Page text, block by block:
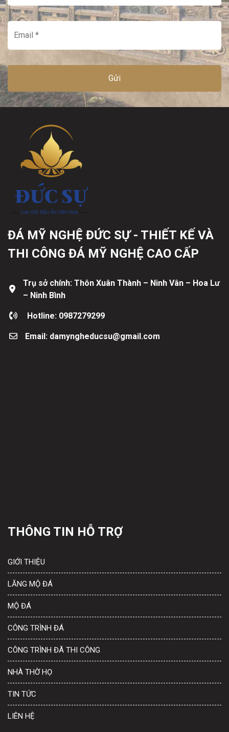
ĐÁ MỸ NGHỆ ĐỨC SỰ - THIẾT KẾ VÀ
THI CÔNG ĐÁ MỸ NGHỆ CAO CẤP
Trụ sở chính: Thôn Xuân Thành – Ninh Vân – Hoa Lư
– Ninh Bình
Hotline: 0987279299
Email: damyngheducsu@gmail.com
THÔNG TIN HỖ TRỢ
GIỚI THIỆU
LĂNG MỘ ĐÁ
MỘ ĐÁ
CÔNG TRÌNH ĐÁ
CÔNG TRÌNH ĐÃ THI CÔNG
NHÀ THỜ HỌ
TIN TỨC
LIÊN HỆ